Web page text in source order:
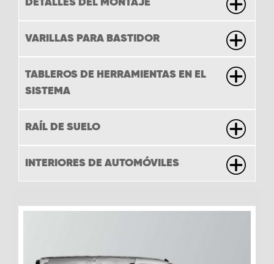
DETALLES DEL MONTAJE
VARILLAS PARA BASTIDOR
TABLEROS DE HERRAMIENTAS EN EL
SISTEMA
RAÍL DE SUELO
INTERIORES DE AUTOMÓVILES